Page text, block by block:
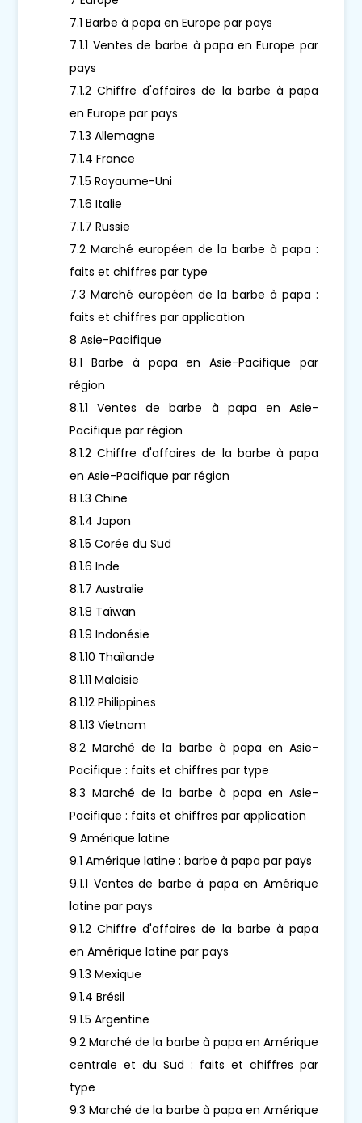
7.1 Barbe à papa en Europe par pays
7.1.1 Ventes de barbe à papa en Europe par
pays
7.1.2 Chiffre d'affaires de la barbe à papa
en Europe par pays
7.1.3 Allemagne
7.1.4 France
7.1.5 Royaume-Uni
7.1.6 Italie
7.1.7 Russie
7.2 Marché européen de la barbe à papa :
faits et chiffres par type
7.3 Marché européen de la barbe à papa :
faits et chiffres par application
8 Asie-Pacifique
8.1 Barbe à papa en Asie-Pacifique par
région
8.1.1 Ventes de barbe à papa en Asie-
Pacifique par région
8.1.2 Chiffre d'affaires de la barbe à papa
en Asie-Pacifique par région
8.1.3 Chine
8.1.4 Japon
8.1.5 Corée du Sud
8.1.6 Inde
8.1.7 Australie
8.1.8 Taïwan
8.1.9 Indonésie
8.1.10 Thaïlande
8.1.11 Malaisie
8.1.12 Philippines
8.1.13 Vietnam
8.2 Marché de la barbe à papa en Asie-
Pacifique : faits et chiffres par type
8.3 Marché de la barbe à papa en Asie-
Pacifique : faits et chiffres par application
9 Amérique latine
9.1 Amérique latine : barbe à papa par pays
9.1.1 Ventes de barbe à papa en Amérique
latine par pays
9.1.2 Chiffre d'affaires de la barbe à papa
en Amérique latine par pays
9.1.3 Mexique
9.1.4 Brésil
9.1.5 Argentine
9.2 Marché de la barbe à papa en Amérique
centrale et du Sud : faits et chiffres par
type
9.3 Marché de la barbe à papa en Amérique